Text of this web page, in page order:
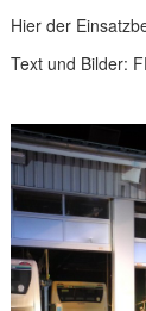
Hier der
Text und Bilder: